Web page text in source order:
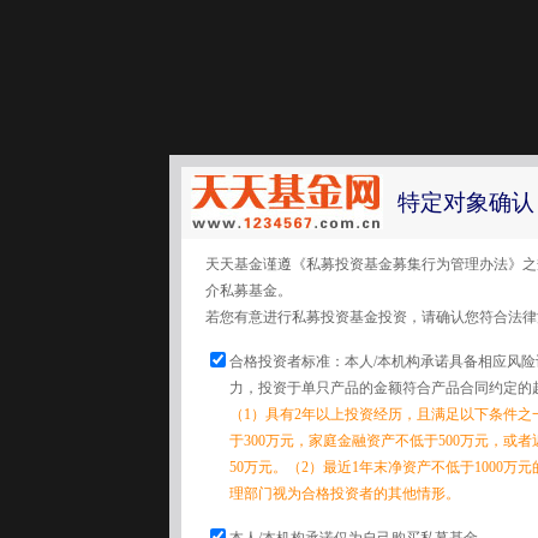
特定对象确认
天天基金谨遵《私募投资基金募集行为管理办法》
介私募基金。
若您有意进行私募投资基金投资，请确认您符合法
合格投资者标准：本人/本机构承诺具备相应风
力，投资于单只产品的金额符合产品合同约定的
（1）具有2年以上投资经历，且满足以下条件
于300万元，家庭金融资产不低于500万元，或
50万元。（2）最近1年末净资产不低于1000万
理部门视为合格投资者的其他情形。